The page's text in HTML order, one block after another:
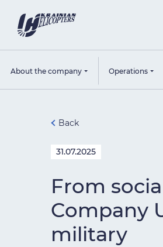
About the company Operations
Back
31.07.2025
From
Company
military